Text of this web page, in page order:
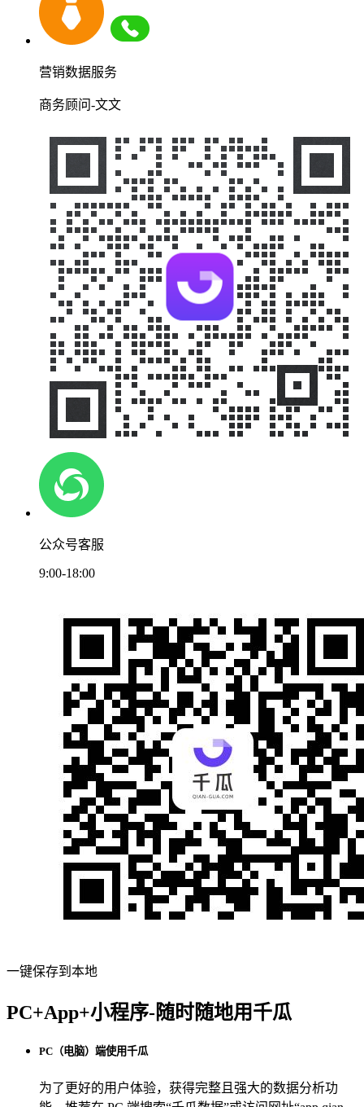
营销数据服务
商务顾问-文文
公众号客服
9:00-18:00
一键保存到本地
PC+App+小程序-随时随地用千瓜
PC（电脑）端使用千瓜
为了更好的用户体验，获得完整且强大的数据分析功